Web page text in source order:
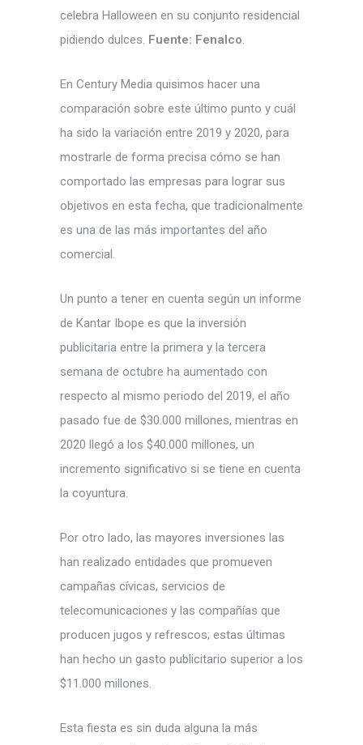
celebra Halloween en su conjunto residencial
pidiendo dulces. Fuente: Fenalco.
En Century Media quisimos hacer una
comparación sobre este último punto y cuál
ha sido la variación entre 2019 y 2020, para
mostrarle de forma precisa cómo se han
comportado las empresas para lograr sus
objetivos en esta fecha, que tradicionalmente
es una de las más importantes del año
comercial.
Un punto a tener en cuenta según un informe
de Kantar Ibope es que la inversión
publicitaria entre la primera y la tercera
semana de octubre ha aumentado con
respecto al mismo periodo del 2019, el año
pasado fue de $30.000 millones, mientras en
2020 llegó a los $40.000 millones, un
incremento significativo si se tiene en cuenta
la coyuntura.
Por otro lado, las mayores inversiones las
han realizado entidades que promueven
campañas cívicas, servicios de
telecomunicaciones y las compañías que
producen jugos y refrescos; estas últimas
han hecho un gasto publicitario superior a los
$11.000 millones.
Esta fiesta es sin duda alguna la más